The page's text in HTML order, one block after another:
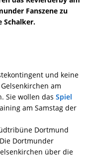
Fanszene zu
Schalker.
und keine
am
Sie wollen das Spiel
am Samstag der
Dortmund
Dortmunder
über die